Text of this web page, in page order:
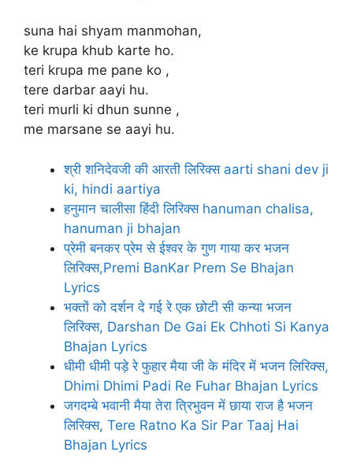
suna hai shyam manmohan,
ke krupa khub karte ho.
teri krupa me pane ko ,
tere darbar aayi hu.
teri murli ki dhun sunne ,
me marsane se aayi hu.
श्री शनिदेवजी की आरती लिरिक्स aarti shani dev ji
ki, hindi aartiya
हनुमान चालीसा हिंदी लिरिक्स hanuman chalisa,
hanuman ji bhajan
प्रेमी बनकर प्रेम से ईश्वर के गुण गाया कर भजन
लिरिक्स,Premi BanKar Prem Se Bhajan
Lyrics
भक्तों को दर्शन दे गई रे एक छोटी सी कन्या भजन
लिरिक्स, Darshan De Gai Ek Chhoti Si Kanya
Bhajan Lyrics
धीमी धीमी पड़े रे फुहार मैया जी के मंदिर में भजन लिरिक्स,
Dhimi Dhimi Padi Re Fuhar Bhajan Lyrics
जगदम्बे भवानी मैया तेरा त्रिभुवन में छाया राज है भजन
लिरिक्स, Tere Ratno Ka Sir Par Taaj Hai
Bhajan Lyrics